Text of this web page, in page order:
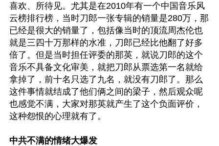
喜欢、所待见。尤其是在2010年有一个中国音乐风
云榜排行榜，当时刀郎一张专辑的销量是280万，那
已经是很大的销量了，包括像当时的顶流周杰伦也
就是三四十万那样的水准，刀郎已经比他翻了好多
倍了。但是当时担任评委的那英，就说刀郎的这个
音乐不具备文化审美，就把刀郎从票选第一名就给
拿掉了，前十名只选了九名，就没有刀郎了。那么
这件事情就结成了他们俩之间的梁子，然后观众呢
也感觉不满，大家对那英就产生了这个负面评价，
这种怨恨的心理就有了。
中共不满的情绪大爆发